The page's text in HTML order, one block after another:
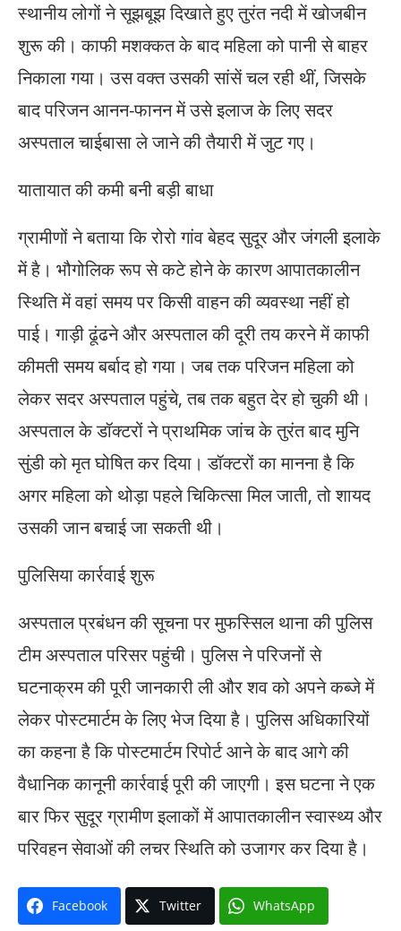
स्थानीय लोगों ने सूझबूझ दिखाते हुए तुरंत नदी में खोजबीन
शुरू की। काफी मशक्कत के बाद महिला को पानी से बाहर
निकाला गया। उस वक्त उसकी सांसें चल रही थीं, जिसके
बाद परिजन आनन-फानन में उसे इलाज के लिए सदर
अस्पताल चाईबासा ले जाने की तैयारी में जुट गए।
यातायात की कमी बनी बड़ी बाधा
ग्रामीणों ने बताया कि रोरो गांव बेहद सुदूर और जंगली इलाके
में है। भौगोलिक रूप से कटे होने के कारण आपातकालीन
स्थिति में वहां समय पर किसी वाहन की व्यवस्था नहीं हो
पाई। गाड़ी ढूंढने और अस्पताल की दूरी तय करने में काफी
कीमती समय बर्बाद हो गया। जब तक परिजन महिला को
लेकर सदर अस्पताल पहुंचे, तब तक बहुत देर हो चुकी थी।
अस्पताल के डॉक्टरों ने प्राथमिक जांच के तुरंत बाद मुनि
सुंडी को मृत घोषित कर दिया। डॉक्टरों का मानना है कि
अगर महिला को थोड़ा पहले चिकित्सा मिल जाती, तो शायद
उसकी जान बचाई जा सकती थी।
पुलिसिया कार्रवाई शुरू
अस्पताल प्रबंधन की सूचना पर मुफस्सिल थाना की पुलिस
टीम अस्पताल परिसर पहुंची। पुलिस ने परिजनों से
घटनाक्रम की पूरी जानकारी ली और शव को अपने कब्जे में
लेकर पोस्टमार्टम के लिए भेज दिया है। पुलिस अधिकारियों
का कहना है कि पोस्टमार्टम रिपोर्ट आने के बाद आगे की
वैधानिक कानूनी कार्रवाई पूरी की जाएगी। इस घटना ने एक
बार फिर सुदूर ग्रामीण इलाकों में आपातकालीन स्वास्थ्य और
परिवहन सेवाओं की लचर स्थिति को उजागर कर दिया है।
Facebook Twitter WhatsApp